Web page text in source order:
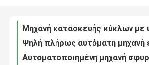
Γύρος εργοστασίων